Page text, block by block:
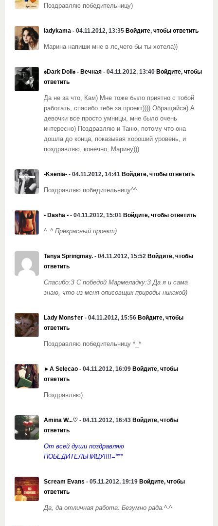
Поздравляю победительницу)
ladykama - 04.11.2012, 13:35 Войдите, чтобы ответить
Марина напиши мне в лс,чего бы ты хотела))
♠Dark Doll♠ - Вечная - 04.11.2012, 13:40 Войдите, чтобы
ответить
Да не за что, Кам) Мне тоже было приятно с тобой
работать, спасибо тебе за проект)))) Обращайся) А
девочки все просто умницы, мне было очень
интересно) Поздравляю и Таню, потому что она
дошла до конца, показывая хороший уровень, и
поздравляю, конечно, Марину)))
•Ksenia• - 04.11.2012, 14:41 Войдите, чтобы ответить
Поздравляю победительницу^^
• Dasha • - 04.11.2012, 15:01 Войдите, чтобы ответить
^_^ Прекрасный проект)
Tanya Springmay. - 04.11.2012, 15:52 Войдите, чтобы
ответить
Спасибо:З С победой Мармеладку:З Да я и сама
знаю, что из меня описовщик природы никакой)
Lady Mons†er - 04.11.2012, 15:56 Войдите, чтобы
ответить
Поздравляю победительницу *_*
►A Selecao - 04.11.2012, 16:09 Войдите, чтобы
ответить
Поздравляю)
Amina W...♡ - 04.11.2012, 16:43 Войдите, чтобы
ответить
От всей души поздравляю
ПОБЕДИТЕЛЬНИЦУ!!!!=***
Scream Evans - 05.11.2012, 19:19 Войдите, чтобы
ответить
Да, да отличная работа. Безумно рада.^-^